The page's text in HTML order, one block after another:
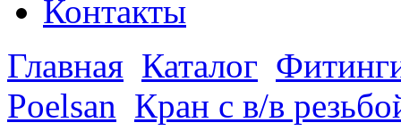
Контакты
Главная Каталог
Poelsan Кран с в/в